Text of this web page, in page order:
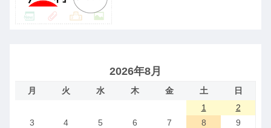
2026年8月
月 火 水 木 金 土
日
1
2
3
4 5 6 7 8
9